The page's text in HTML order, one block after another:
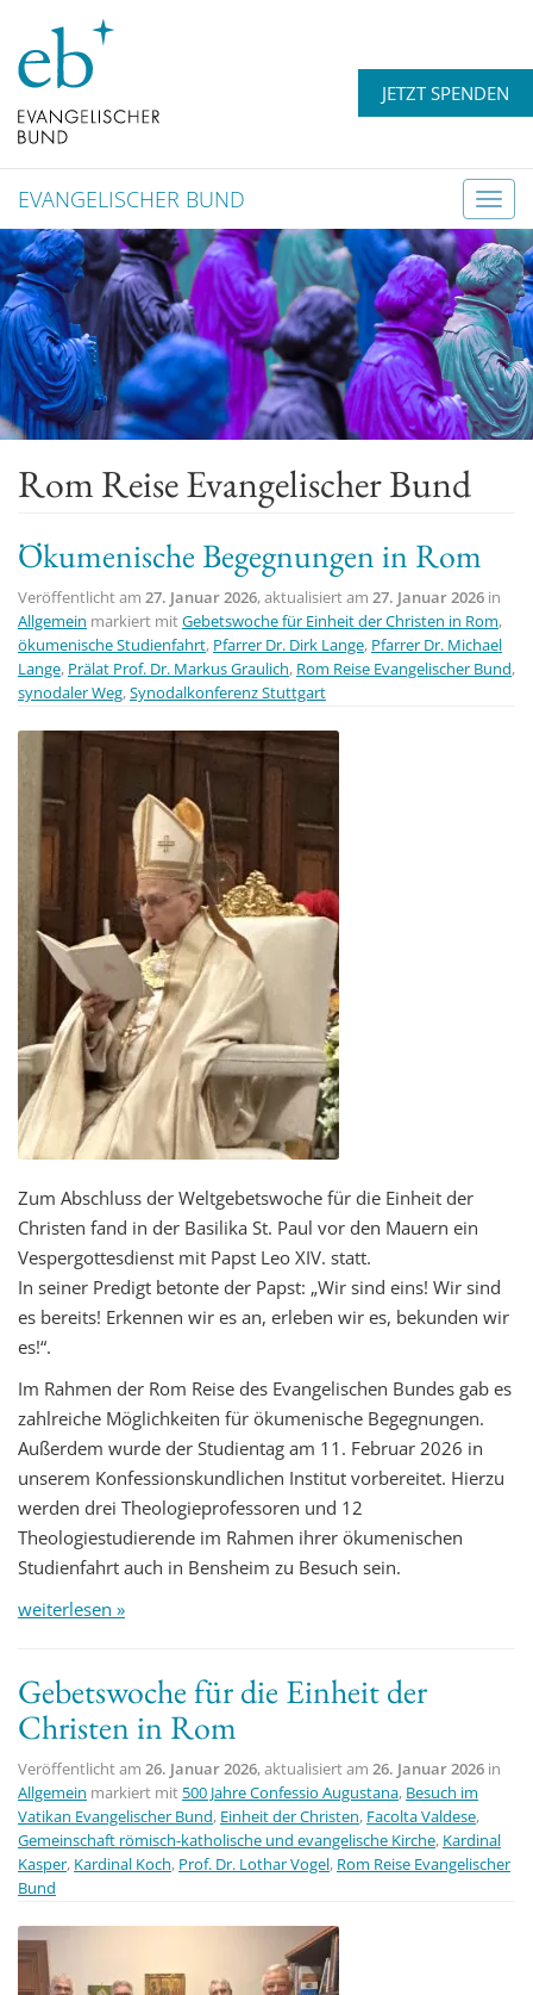
JETZT SPENDEN
T
o
g
g
l
e
n
a
v
i
o
n
EVANGELISCHER BUND
Rom Reise Evangelischer Bund
Ökumenische Begegnungen in Rom
Veröffentlicht am 27. Januar 2026, aktualisiert am 27. Januar 2026 in
Allgemein markiert mitGebetswoche für Einheit der Christen in Rom,
ökumenische Studienfahrt, Pfarrer Dr. Dirk Lange, Pfarrer Dr. Michael
Lange, Prälat Prof. Dr. Markus Graulich, Rom Reise Evangelischer Bund,
synodaler Weg,Synodalkonferenz Stuttgart
Zum Abschluss der Weltgebetswoche für die Einheit der
Christen fand in der Basilika St. Paul vor den Mauern ein
Vespergottesdienst mit Papst Leo XIV. statt.
In seiner Predigt betonte der Papst: „Wir sind eins! Wir sind
es bereits! Erkennen wir es an, erleben wir es, bekunden wir
es!“.
Im Rahmen der Rom Reise des Evangelischen Bundes gab es
zahlreiche Möglichkeiten für ökumenische Begegnungen.
Außerdem wurde der Studientag am 11. Februar 2026 in
unserem Konfessionskundlichen Institut vorbereitet. Hierzu
werden drei Theologieprofessoren und 12
Theologiestudierende im Rahmen ihrer ökumenischen
Studienfahrt auch in Bensheim zu Besuch sein.
weiterlesen »
Gebetswoche für die Einheit der
Christen in Rom
Veröffentlicht am 26. Januar 2026, aktualisiert am 26. Januar 2026 in
Allgemein markiert mit 500 Jahre Confessio Augustana, Besuch im
Vatikan Evangelischer Bund, Einheit der Christen, Facolta Valdese,
Gemeinschaft römisch-katholische und evangelische Kirche, Kardinal
Kasper, Kardinal Koch, Prof. Dr. Lothar Vogel, Rom Reise Evangelischer
Bund